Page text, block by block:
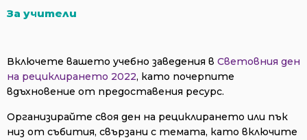
За учители
Включете вашето учебно заведения в Световния ден
на рециклирането 2022, като почерпите
вдъхновение от предоставения ресурс.
Организирайте своя ден на рециклирането или пък
низ от събития, свързани с темата, като включите